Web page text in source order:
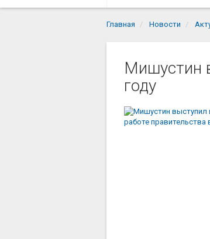
Главная Новости
Мишустин
году